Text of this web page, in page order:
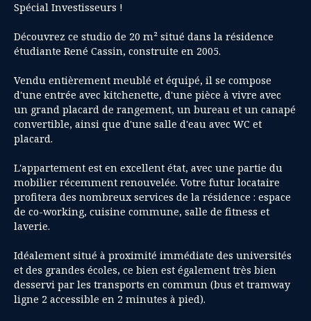
Spécial Investisseurs !
Découvrez ce studio de 20 m² situé dans la résidence
étudiante René Cassin, construite en 2005.
Vendu entièrement meublé et équipé, il se compose
d'une entrée avec kitchenette, d'une pièce à vivre avec
un grand placard de rangement, un bureau et un canapé
convertible, ainsi que d'une salle d'eau avec WC et
placard.
L'appartement est en excellent état, avec une partie du
mobilier récemment renouvelée. Votre futur locataire
profitera des nombreux services de la résidence : espace
de co-working, cuisine commune, salle de fitness et
laverie.
Idéalement situé à proximité immédiate des universités
et des grandes écoles, ce bien est également très bien
desservi par les transports en commun (bus et tramway
ligne 2 accessible en 2 minutes à pied).